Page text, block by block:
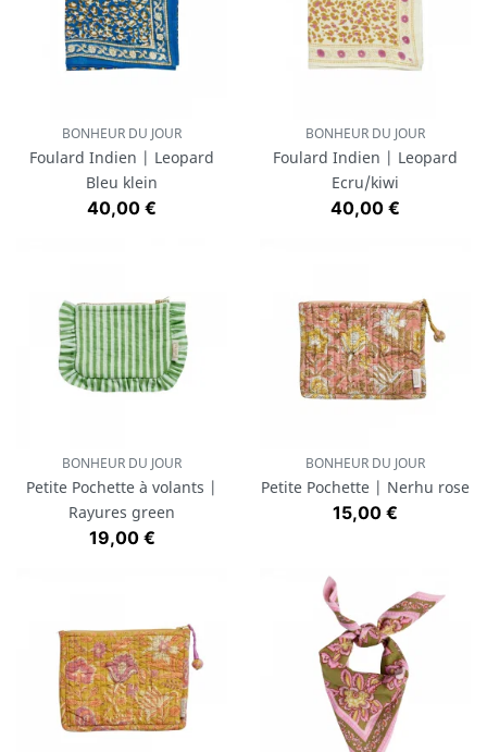
BONHEUR DU JOUR
Foulard Indien | Leopard
Bleu klein
Prix
40,00 €
BONHEUR DU JOUR
Foulard Indien | Leopard
Ecru/kiwi
Prix
40,00 €
BONHEUR DU JOUR
Petite Pochette à volants |
Rayures green
Prix
19,00 €
BONHEUR DU JOUR
Petite Pochette | Nerhu rose
Prix
15,00 €